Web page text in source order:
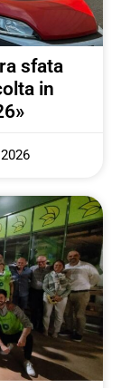
sfata
in